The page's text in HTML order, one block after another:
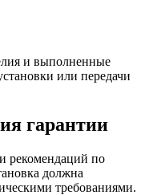
и выполненные
или передачи
гарантии
рекомендаций по
должна
требованиями.